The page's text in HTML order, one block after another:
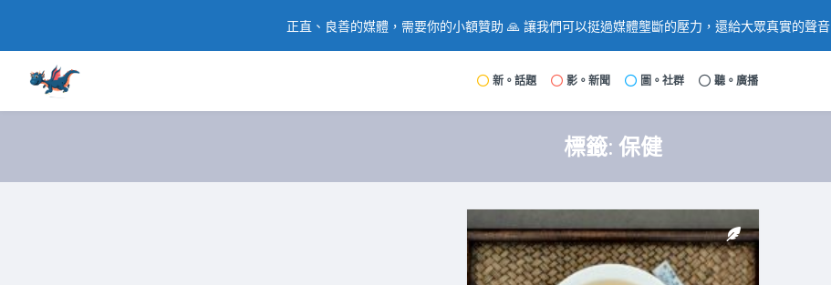
正直、良善的媒體，需要你的小額贊助 🙏 讓我們可以挺過媒體壟斷的壓力，還給大眾真實的聲音
新。話題 影。新聞 圖。社群 聽。廣播
標籤: 保健